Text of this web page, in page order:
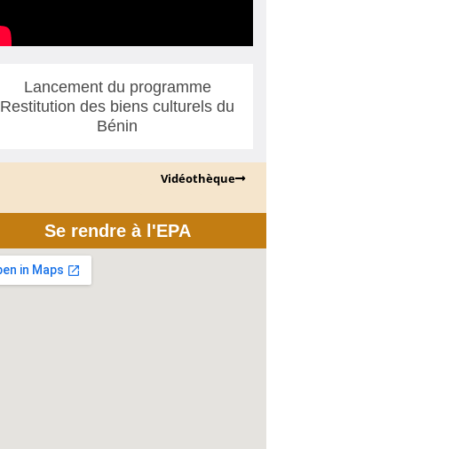
Lancement du programme
Restitution des biens culturels du
Bénin
Vidéothèque
Se rendre à l'EPA